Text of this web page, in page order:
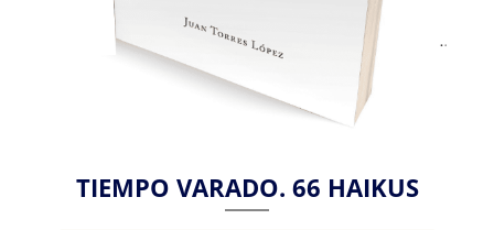
TIEMPO VARADO. 66 HAIKUS